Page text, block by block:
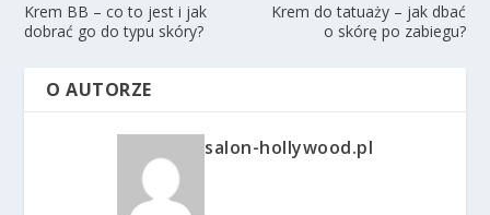
Krem BB – co to jest i jak
dobrać go do typu skóry?
Krem do tatuaży – jak dbać
o skórę po zabiegu?
O AUTORZE
salon-hollywood.pl